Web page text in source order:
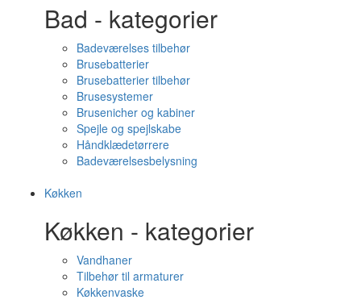
Bad - kategorier
Badeværelses tilbehør
Brusebatterier
Brusebatterier tilbehør
Brusesystemer
Brusenicher og kabiner
Spejle og spejlskabe
Håndklædetørrere
Badeværelsesbelysning
Køkken
Køkken - kategorier
Vandhaner
Tilbehør til armaturer
Køkkenvaske